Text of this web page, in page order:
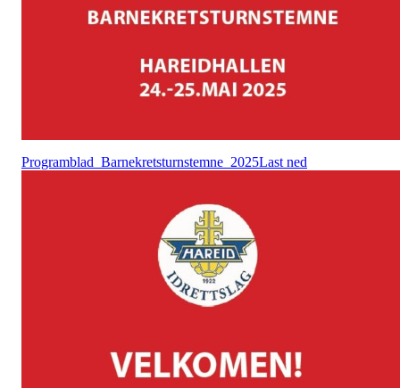
Programblad_Barnekretsturnstemne_2025Last ned